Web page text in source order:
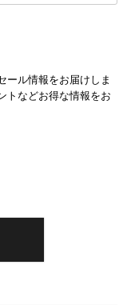
ール情報をお届けしま
トなどお得な情報をお